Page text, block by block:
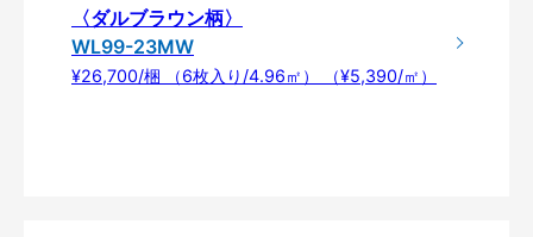
〈ダルブラウン柄〉
WL99-23MW
¥26,700/梱 （6枚入り/4.96㎡） （¥5,390/㎡）